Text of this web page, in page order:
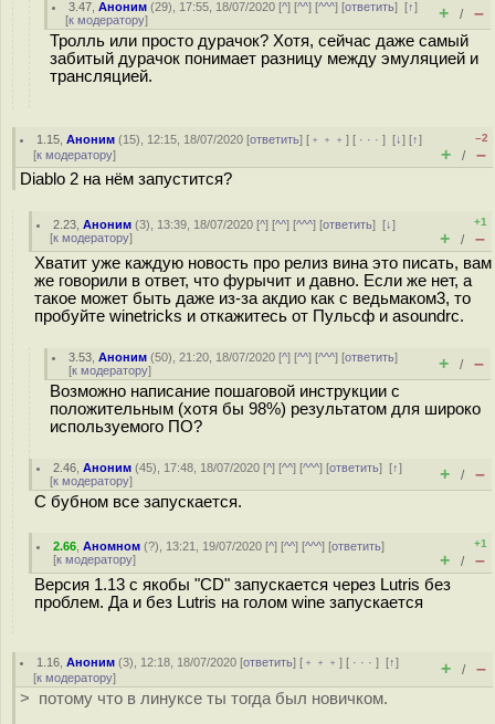
3.47 ,Аноним (29), 17:55, 18/07/2020 [^] [^^] [^^^] [ответить][↑]
[к модератору] + / –
Тролль или просто дурачок? Хотя, сейчас даже самый
забитый дурачок понимает разницу между эмуляцией и
трансляцией.
1.15 ,Аноним (15), 12:15, 18/07/2020 [ответить] [ ﹢﹢﹢] [ · · ·][↓] [↑]
[к модератору]
–2
+ / –
Diablo 2 на нём запустится?
2.23 ,Аноним (3), 13:39, 18/07/2020 [^] [^^] [^^^] [ответить][↓]
[к модератору]
+1
+ / –
Хватит уже каждую новость про релиз вина это писать, вам
же говорили в ответ, что фурычит и давно. Если же нет, а
такое может быть даже из-за акдио как с ведьмаком3, то
пробуйте winetricks и откажитесь от Пульсф и asoundrc.
3.53 ,Аноним (50), 21:20, 18/07/2020 [^] [^^] [^^^] [ответить]
[к модератору] + / –
Возможно написание пошаговой инструкции с
положительным (хотя бы 98%) результатом для широко
используемого ПО?
2.46 ,Аноним (45), 17:48, 18/07/2020 [^] [^^] [^^^] [ответить][↑]
[к модератору] + / –
С бубном все запускается.
2.66 ,Аномном (?), 13:21, 19/07/2020 [^] [^^] [^^^] [ответить]
[к модератору]
+1
+ / –
Версия 1.13 с якобы "CD" запускается через Lutris без
проблем. Да и без Lutris на голом wine запускается
1.16 ,Аноним (3), 12:18, 18/07/2020 [ответить] [ ﹢﹢﹢] [ · · ·][↑]
[к модератору] + / –
> потому что в линуксе ты тогда был новичком.